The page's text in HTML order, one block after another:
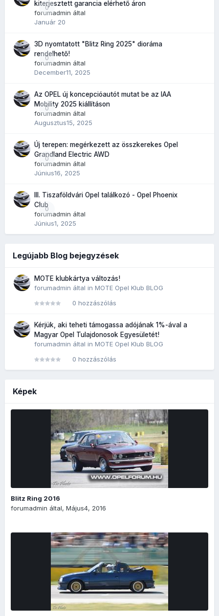
0
kiterjesztett garancia elérhető áron
forumadmin által
Január 20
0
3D nyomtatott "Blitz Ring 2025" dioráma
rendelhető!
forumadmin által
December11, 2025
0
Az OPEL új koncepcióautót mutat be az IAA
Mobility 2025 kiállításon
forumadmin által
Augusztus15, 2025
0
Új terepen: megérkezett az összkerekes Opel
Grandland Electric AWD
forumadmin által
Június16, 2025
0
III. Tiszaföldvári Opel találkozó - Opel Phoenix
Club
forumadmin által
Június1, 2025
Legújabb Blog bejegyzések
MOTE klubkártya változás!
forumadmin által in MOTE Opel Klub BLOG
0 hozzászólás
Kérjük, aki teheti támogassa adójának 1%-ával a
Magyar Opel Tulajdonosok Egyesületét!
forumadmin által in MOTE Opel Klub BLOG
0 hozzászólás
Képek
Blitz Ring 2016
forumadmin által, Május4, 2016